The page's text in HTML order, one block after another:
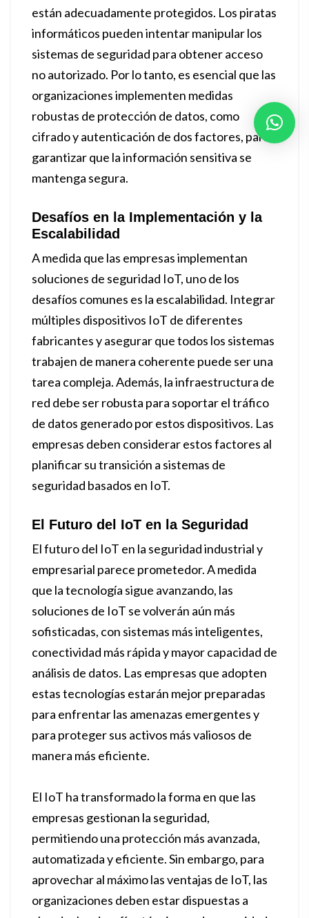
están adecuadamente protegidos. Los piratas
informáticos pueden intentar manipular los
sistemas de seguridad para obtener acceso
no autorizado. Por lo tanto, es esencial que las
organizaciones implementen medidas
robustas de protección de datos, como
cifrado y autenticación de dos factores, para
garantizar que la información sensitiva se
mantenga segura.
Desafíos en la Implementación y la
Escalabilidad
A medida que las empresas implementan
soluciones de seguridad IoT, uno de los
desafíos comunes es la escalabilidad. Integrar
múltiples dispositivos IoT de diferentes
fabricantes y asegurar que todos los sistemas
trabajen de manera coherente puede ser una
tarea compleja. Además, la infraestructura de
red debe ser robusta para soportar el tráfico
de datos generado por estos dispositivos. Las
empresas deben considerar estos factores al
planificar su transición a sistemas de
seguridad basados en IoT.
El Futuro del IoT en la Seguridad
El futuro del IoT en la seguridad industrial y
empresarial parece prometedor. A medida
que la tecnología sigue avanzando, las
soluciones de IoT se volverán aún más
sofisticadas, con sistemas más inteligentes,
conectividad más rápida y mayor capacidad de
análisis de datos. Las empresas que adopten
estas tecnologías estarán mejor preparadas
para enfrentar las amenazas emergentes y
para proteger sus activos más valiosos de
manera más eficiente.
El IoT ha transformado la forma en que las
empresas gestionan la seguridad,
permitiendo una protección más avanzada,
automatizada y eficiente. Sin embargo, para
aprovechar al máximo las ventajas de IoT, las
organizaciones deben estar dispuestas a